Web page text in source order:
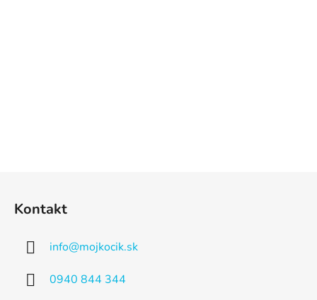
Kontakt
info@mojkocik.sk
0940 844 344